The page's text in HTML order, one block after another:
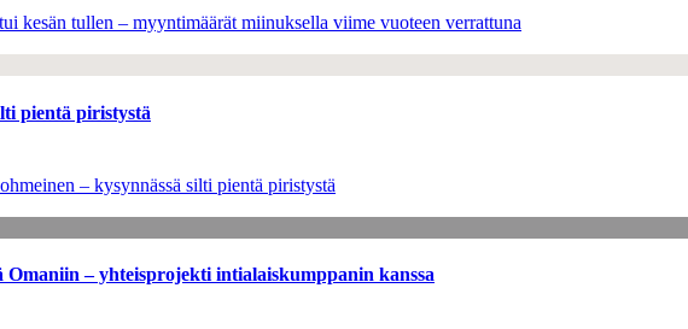
kesän tullen – myyntimäärät miinuksella viime vuoteen verrattuna
pientä piristystä
– kysynnässä silti pientä piristystä
– yhteisprojekti intialaiskumppanin kanssa